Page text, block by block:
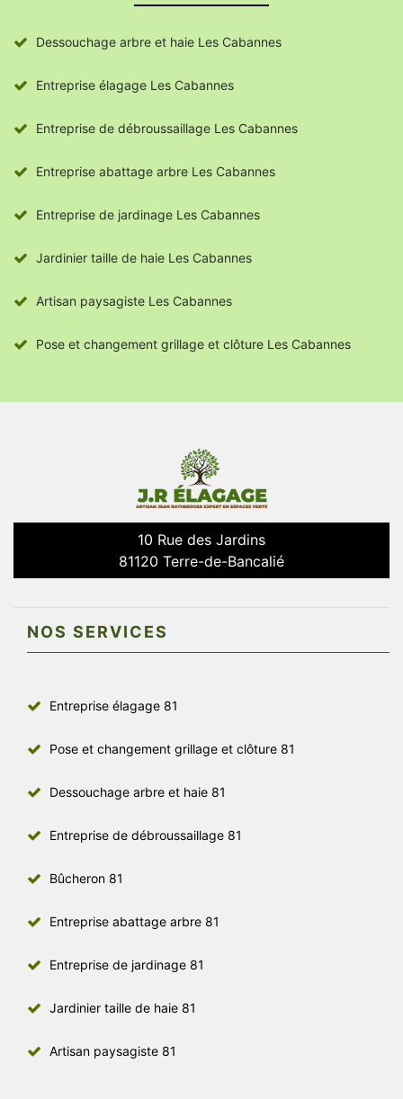
Dessouchage arbre et haie Les Cabannes
Entreprise élagage Les Cabannes
Entreprise de débroussaillage Les Cabannes
Entreprise abattage arbre Les Cabannes
Entreprise de jardinage Les Cabannes
Jardinier taille de haie Les Cabannes
Artisan paysagiste Les Cabannes
Pose et changement grillage et clôture Les Cabannes
10 Rue des Jardins
81120 Terre-de-Bancalié
NOS SERVICES
Entreprise élagage 81
Pose et changement grillage et clôture 81
Dessouchage arbre et haie 81
Entreprise de débroussaillage 81
Bûcheron 81
Entreprise abattage arbre 81
Entreprise de jardinage 81
Jardinier taille de haie 81
Artisan paysagiste 81